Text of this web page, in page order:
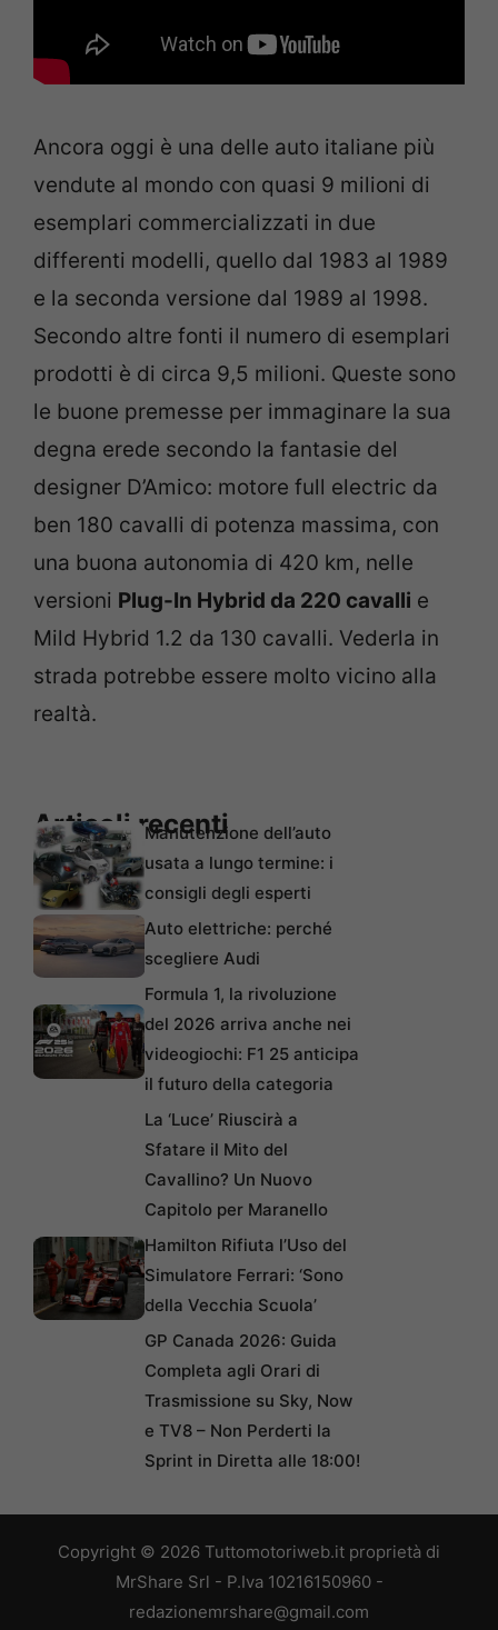
Ancora oggi è una delle auto italiane più
vendute al mondo con quasi 9 milioni di
esemplari commercializzati in due
differenti modelli, quello dal 1983 al 1989
e la seconda versione dal 1989 al 1998.
Secondo altre fonti il numero di esemplari
prodotti è di circa 9,5 milioni. Queste sono
le buone premesse per immaginare la sua
degna erede secondo la fantasie del
designer D’Amico: motore full electric da
ben 180 cavalli di potenza massima, con
una buona autonomia di 420 km, nelle
versioni Plug-In Hybrid da 220 cavalli e
Mild Hybrid 1.2 da 130 cavalli. Vederla in
strada potrebbe essere molto vicino alla
realtà.
Articoli recentiManutenzione dell’auto
usata a lungo termine: i
consigli degli esperti
Auto elettriche: perché
scegliere Audi
Formula 1, la rivoluzione
del 2026 arriva anche nei
videogiochi: F1 25 anticipa
il futuro della categoria
La ‘Luce’ Riuscirà a
Sfatare il Mito del
Cavallino? Un Nuovo
Capitolo per Maranello
Hamilton Rifiuta l’Uso del
Simulatore Ferrari: ‘Sono
della Vecchia Scuola’
GP Canada 2026: Guida
Completa agli Orari di
Trasmissione su Sky, Now
e TV8 – Non Perderti la
Sprint in Diretta alle 18:00!
Copyright © 2026 Tuttomotoriweb.it proprietà di
MrShare Srl - P.Iva 10216150960 -
redazionemrshare@gmail.com